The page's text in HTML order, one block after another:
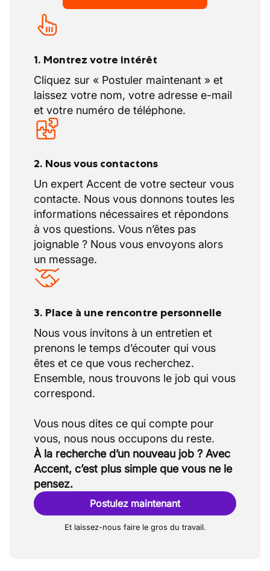
1. Montrez votre intérêt
Cliquez sur « Postuler maintenant » et
laissez votre nom, votre adresse e-mail
et votre numéro de téléphone.
2. Nous vous contactons
Un expert Accent de votre secteur vous
contacte. Nous vous donnons toutes les
informations nécessaires et répondons
à vos questions. Vous n’êtes pas
joignable ? Nous vous envoyons alors
un message.
3. Place à une rencontre personnelle
Nous vous invitons à un entretien et
prenons le temps d’écouter qui vous
êtes et ce que vous recherchez.
Ensemble, nous trouvons le job qui vous
correspond.
Vous nous dites ce qui compte pour
À la recherche d’un nouveau job ? Avec
Accent, c’est plus simple que vous ne le
pensez.
Postulez maintenant
Et laissez-nous faire le gros du travail.